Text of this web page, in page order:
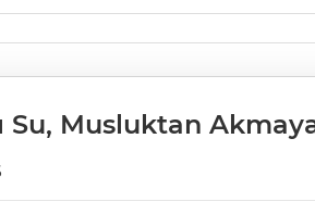
Su, Musluktan